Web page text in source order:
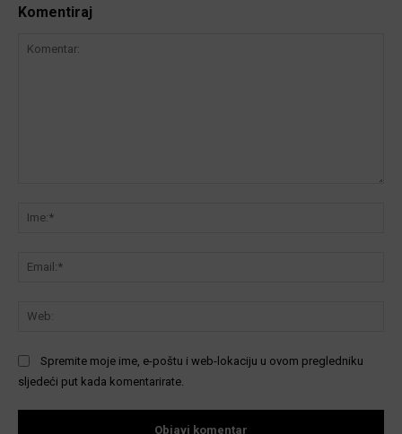
Komentiraj
Spremite moje ime, e-poštu i web-lokaciju u ovom pregledniku
sljedeći put kada komentarirate.